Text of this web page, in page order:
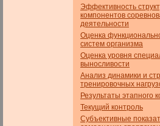
Эффективность
компонентов
деятельности
Оценка
систем организма
Оценка уровня
выносливости
Анализ динамики и
тренировочных
Результаты этапного
Текущий контроль
Субъективные